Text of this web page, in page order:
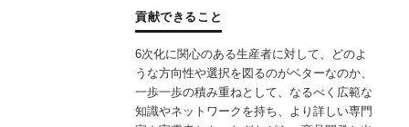
貢献できること
6次化に関心のある生産者に対して、どのよ
うな方向性や選択を図るのがベターなのか、
一歩一歩の積み重ねとして、なるべく広範な
知識やネットワークを持ち、より詳しい専門